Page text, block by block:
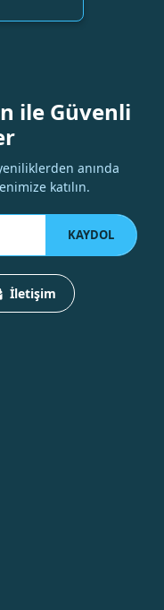
ile Güvenli
anında
katılın.
KAYDOL
İletişim